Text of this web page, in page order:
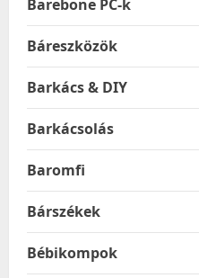
Barebone PC-k
Báreszközök
Barkács & DIY
Barkácsolás
Baromfi
Bárszékek
Bébikompok